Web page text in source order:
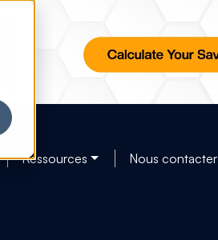
Ressources Nous contacter